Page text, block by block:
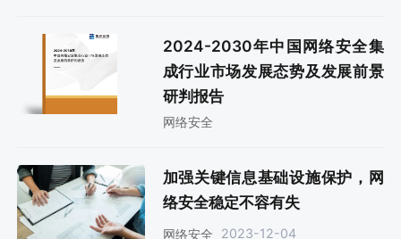
2024-2030年中国网络安全集
成行业市场发展态势及发展前景
研判报告
网络安全
加强关键信息基础设施保护，网
络安全稳定不容有失
网络安全 2023-12-04